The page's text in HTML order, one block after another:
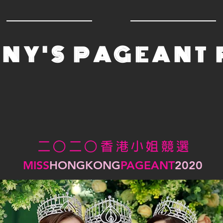
PAGEANT
二 ○ 二 ○ 香 港 小 姐 競 選
MISSHONGKONGPAGEANT2020